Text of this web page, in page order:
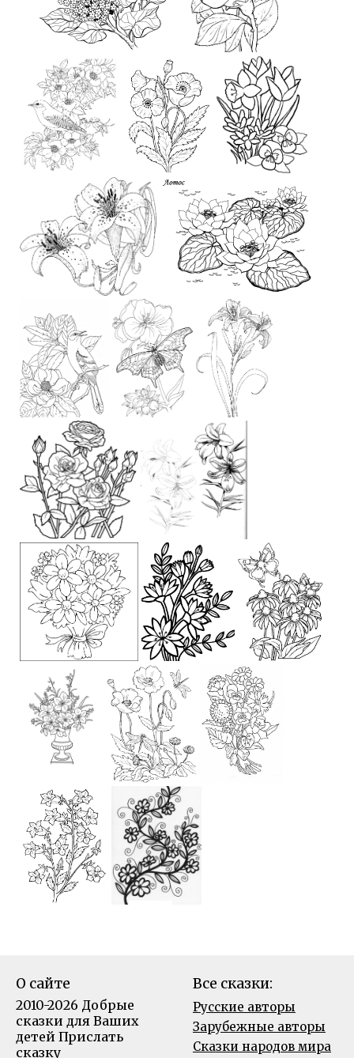
О сайте
2010-2026 Добрые
сказки для Ваших
детей Прислать
сказку
Все сказки:
Русские авторы
Зарубежные авторы
Сказки народов мира